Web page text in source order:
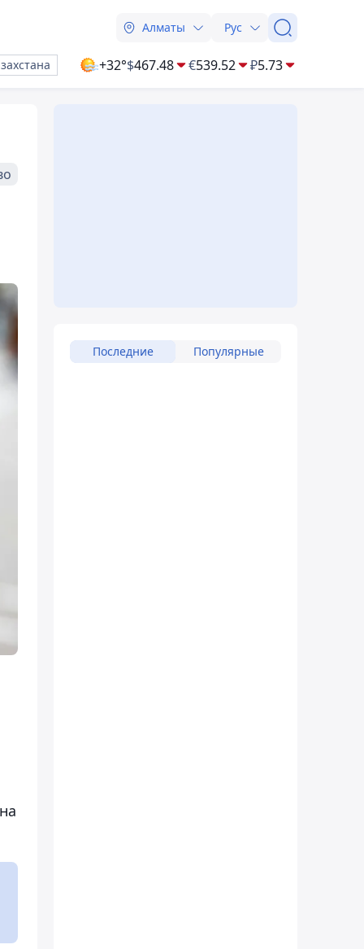
Алматы Рус
+32°$467.48 €539.52 ₽5.73
на
Последние Популярные